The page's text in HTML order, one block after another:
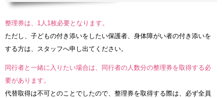
整理券は、1人1枚必要となります。
ただし、子どもの付き添いをしたい保護者、身体障がい者の付き添いを
する方は、スタッフへ申し出てください。
同行者と一緒に入りたい場合は、同行者の人数分の整理券を取得する必
要があります。
代替取得は不可とのことでしたので、整理券を取得する際は、必ず全員